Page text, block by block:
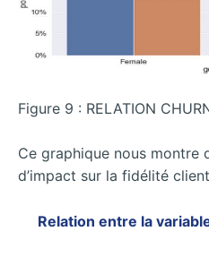
Figure 9 : RELATION
Ce graphique nous montre
d’impact sur la fidélité
Relation entre la